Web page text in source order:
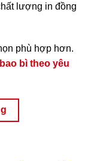
lượng in đồng
phù hợp hơn.
bì theo yêu